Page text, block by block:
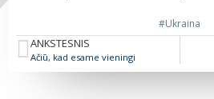
#Ukraina
ANKSTESNIS
Ačiū, kad esame vieningi